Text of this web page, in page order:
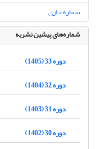
شماره جاری
شماره‌های پیشین نشریه
دوره 33 (1405)
دوره 32 (1404)
دوره 31 (1403)
دوره 30 (1402)